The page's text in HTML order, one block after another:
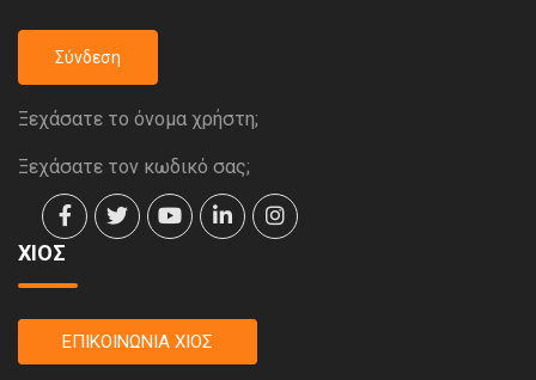
Σύνδεση
Ξεχάσατε το όνομα χρήστη;
Ξεχάσατε τον κωδικό σας;
ΧΙΟΣ
ΕΠΙΚΟΙΝΩΝΙΑ ΧΙΟΣ